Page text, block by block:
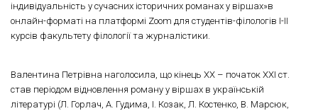
індивідуальність у сучасних історичних романах у віршах»в
онлайн-форматі на платформі Zoom для студентів-філологів І-ІІ
курсів факультету філології та журналістики.
Валентина Петрівна наголосила, що кінець ХХ – початок ХХІ ст.
став періодом відновлення роману у віршах в українській
літературі (Л. Горлач, А. Гудима, І. Козак, Л. Костенко, В. Марсюк,